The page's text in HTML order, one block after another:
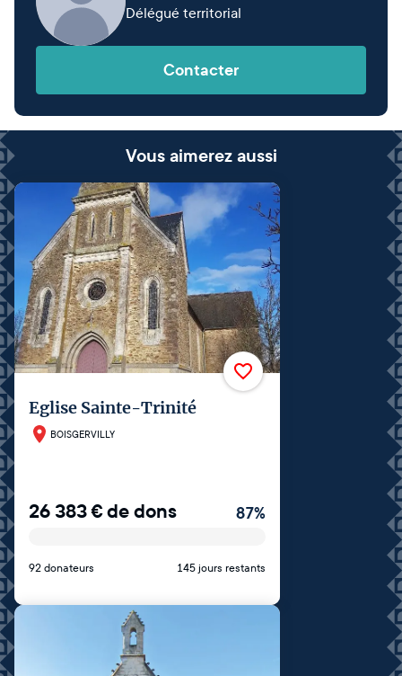
Délégué territorial
Contacter
Vous aimerez aussi
Eglise Sainte-Trinité
BOISGERVILLY
26 383€de dons 87%
92 donateurs 145 jours restants